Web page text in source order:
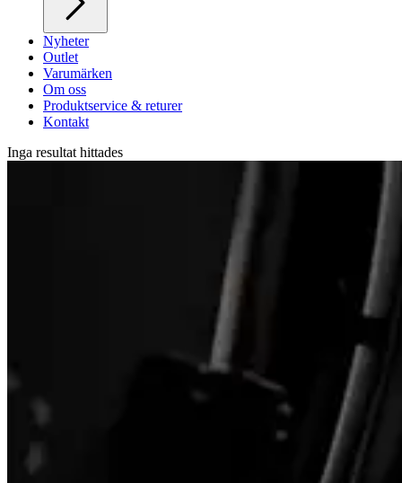
Nyheter
Outlet
Varumärken
Om oss
Produktservice & returer
Kontakt
Inga resultat hittades